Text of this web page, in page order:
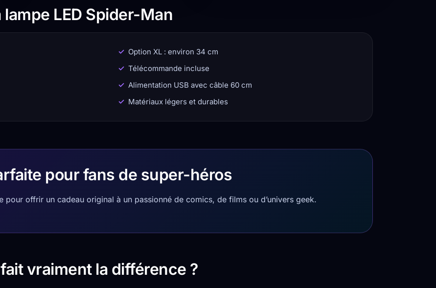
LED Spider-Man
Option XL : environ 34 cm
Télécommande incluse
Alimentation USB avec câble 60 cm
Matériaux légers et durables
pour fans de super-héros
pour offrir un cadeau original à un passionné de comics, de films ou d’univers geek.
vraiment la différence ?